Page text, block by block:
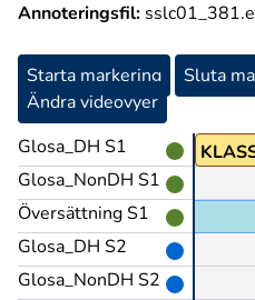
Annoteringsfil:
Starta markering Sluta
Ändra videovyer
Glosa_DH S1
Glosa_NonDH S1
Översättning S1
Glosa_DH S2
Glosa_NonDH S2
ORDNING+EN